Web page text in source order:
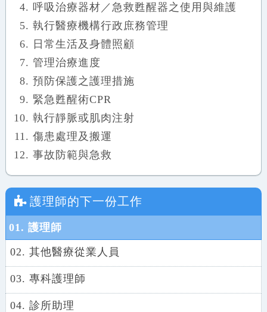
呼吸治療器材／急救甦醒器之使用與維護
執行醫療機構行政庶務管理
日常生活及身體照顧
管理治療進度
預防保護之護理措施
緊急甦醒術CPR
執行靜脈或肌肉注射
傷患處理及搬運
事故防範與急救
護理師的下一份工作
01. 護理師
02. 其他醫療從業人員
03. 專科護理師
04. 診所助理